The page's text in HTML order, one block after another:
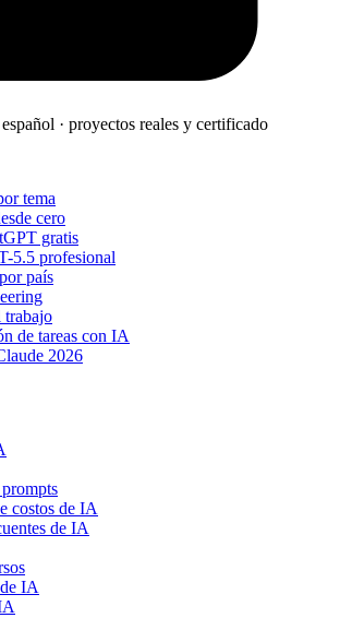
· proyectos reales y certificado
tema
cero
gratis
5.5 profesional
país
trabajo
de tareas con IA
2026
costos de IA
de IA
IA